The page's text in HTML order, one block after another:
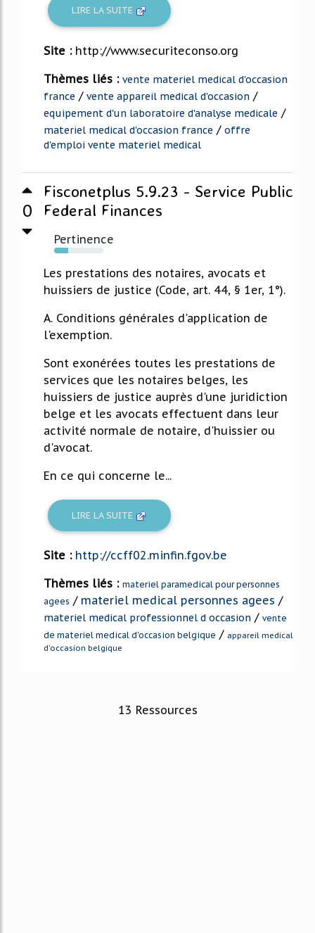
LIRE LA SUITE
Site : http://www.securiteconso.org
Thèmes liés : vente materiel medical d'occasion
france / vente appareil medical d'occasion /
equipement d'un laboratoire d'analyse medicale /
materiel medical d'occasion france / offre
d'emploi vente materiel medical
0
Fisconetplus 5.9.23 - Service Public
Federal Finances
Pertinence
28%
Les prestations des notaires, avocats et
huissiers de justice (Code, art. 44, § 1er, 1°).
A. Conditions générales d'application de
l'exemption.
Sont exonérées toutes les prestations de
services que les notaires belges, les
huissiers de justice auprès d'une juridiction
belge et les avocats effectuent dans leur
activité normale de notaire, d'huissier ou
d'avocat.
En ce qui concerne le...
LIRE LA SUITE
Site : http://ccff02.minfin.fgov.be
Thèmes liés : materiel paramedical pour personnes
agees / materiel medical personnes agees /
materiel medical professionnel d occasion / vente
de materiel medical d'occasion belgique / appareil medical
d'occasion belgique
13 Ressources